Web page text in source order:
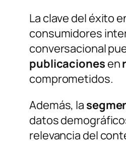
La clave del éxito
consumidores
conversacional
publicaciones en
comprometidos.
Además, la
datos
relevancia del